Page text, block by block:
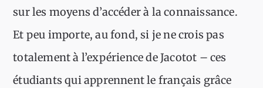
sur les moyens d’accéder à la connaissance.
Et peu importe, au fond, si je ne crois pas
totalement à l’expérience de Jacotot – ces
étudiants qui apprennent le français grâce